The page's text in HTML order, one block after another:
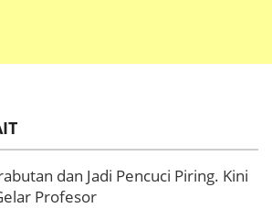
dan Jadi Pencuci Piring. Kini
Profesor